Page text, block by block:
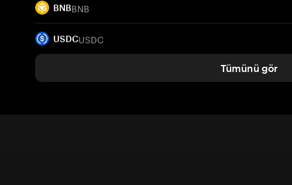
BNBBNB
USDCUSDC
Tümünü gör